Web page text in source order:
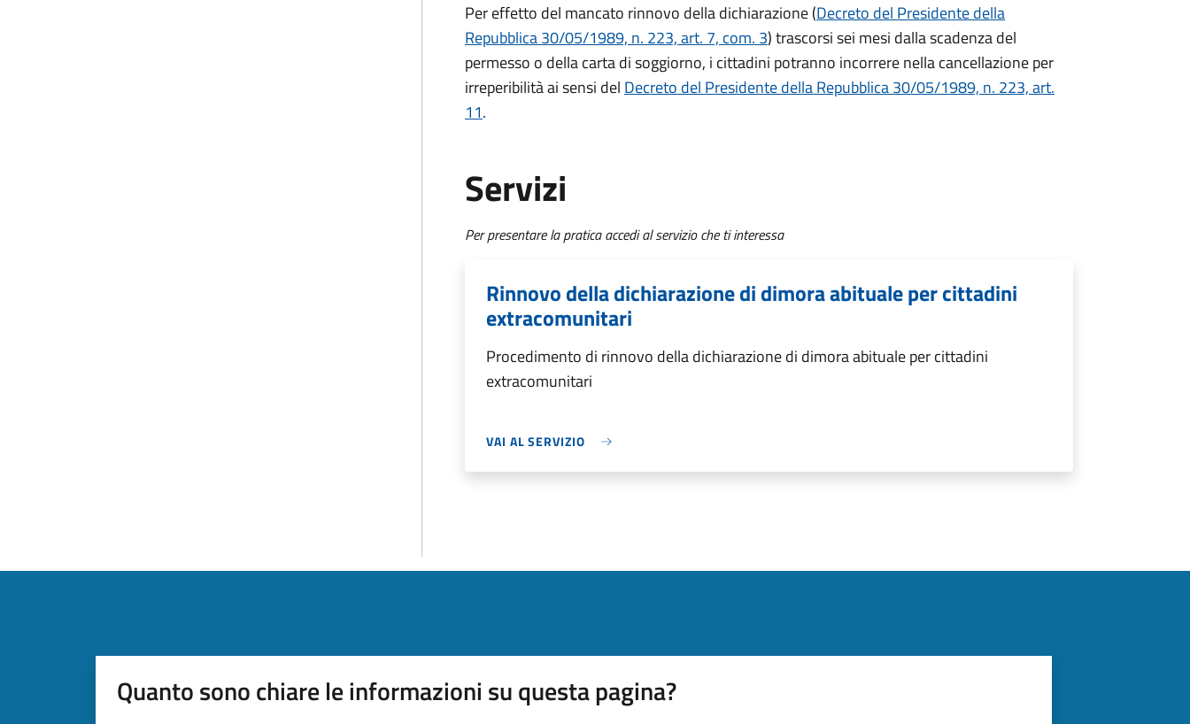
Per effetto del mancato rinnovo della dichiarazione (Decreto del Presidente della
Repubblica 30/05/1989, n. 223, art. 7, com. 3) trascorsi sei mesi dalla scadenza del
permesso o della carta di soggiorno, i cittadini potranno incorrere nella cancellazione per
irreperibilità ai sensi del Decreto del Presidente della Repubblica 30/05/1989, n. 223, art.
11.
Servizi
Per presentare la pratica accedi al servizio che ti interessa
Rinnovo della dichiarazione di dimora abituale per cittadini
extracomunitari
Procedimento di rinnovo della dichiarazione di dimora abituale per cittadini
extracomunitari
VAI AL SERVIZIO
Quanto sono chiare le informazioni su questa pagina?